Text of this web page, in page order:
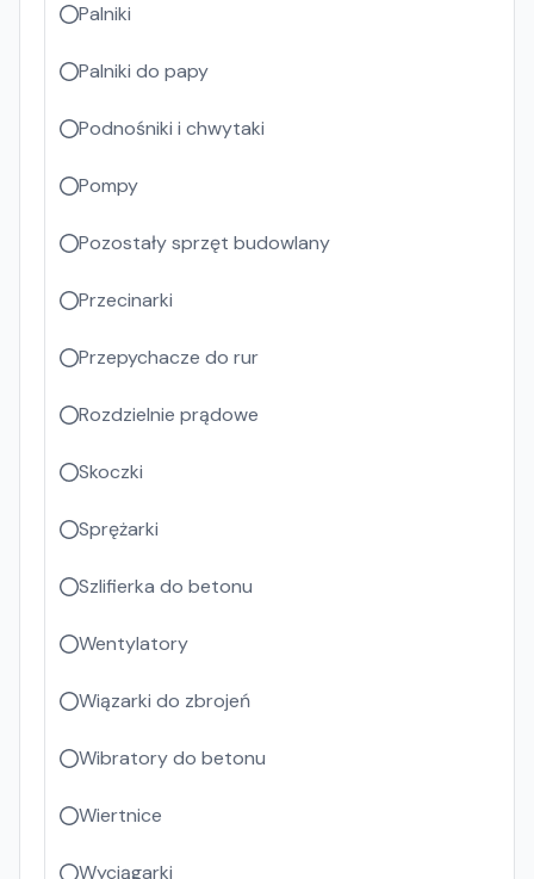
Palniki
Palniki do papy
Podnośniki i chwytaki
Pompy
Pozostały sprzęt budowlany
Przecinarki
Przepychacze do rur
Rozdzielnie prądowe
Skoczki
Sprężarki
Szlifierka do betonu
Wentylatory
Wiązarki do zbrojeń
Wibratory do betonu
Wiertnice
Wyciągarki